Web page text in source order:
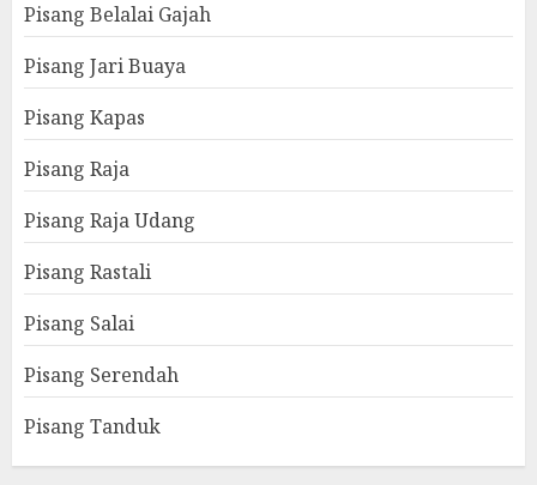
Pisang Belalai Gajah
Pisang Jari Buaya
Pisang Kapas
Pisang Raja
Pisang Raja Udang
Pisang Rastali
Pisang Salai
Pisang Serendah
Pisang Tanduk